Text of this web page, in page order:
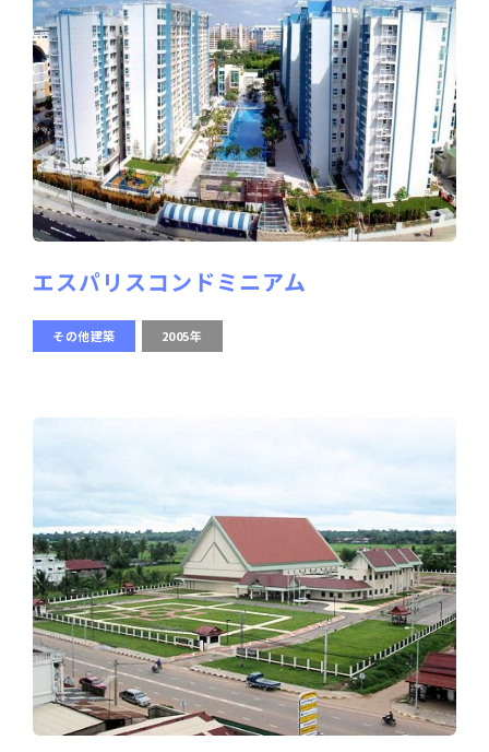
エスパリスコンドミニアム
その他建築 2005年